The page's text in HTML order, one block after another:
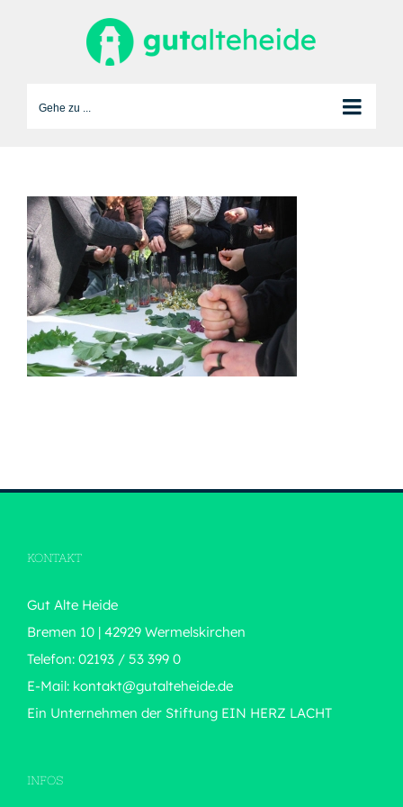
Gehe zu ...
KONTAKT
Gut Alte Heide
Bremen 10 | 42929 Wermelskirchen
Telefon: 02193 / 53 399 0
E-Mail: kontakt@gutalteheide.de
Ein Unternehmen der Stiftung EIN HERZ LACHT
INFOS